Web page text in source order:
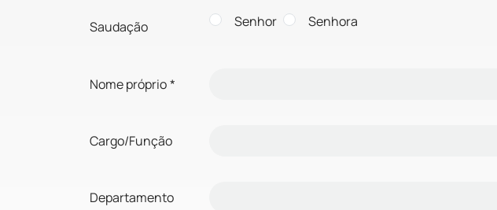
Saudação Senhor Senhora
Nome próprio*
Cargo/Função
Departamento